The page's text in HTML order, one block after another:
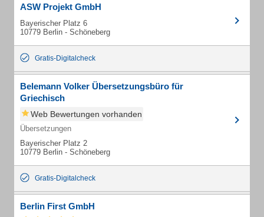
ASW Projekt GmbH
Bayerischer Platz 6
10779 Berlin - Schöneberg
Gratis-Digitalcheck
Belemann Volker Übersetzungsbüro für
Griechisch
Web Bewertungen vorhanden
Übersetzungen
Bayerischer Platz 2
10779 Berlin - Schöneberg
Gratis-Digitalcheck
Berlin First GmbH